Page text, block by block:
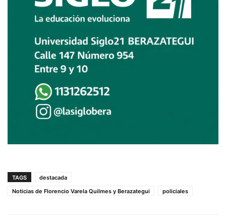
TAGS
destacada
Noticias de Florencio Varela Quilmes y Berazategui
policiales